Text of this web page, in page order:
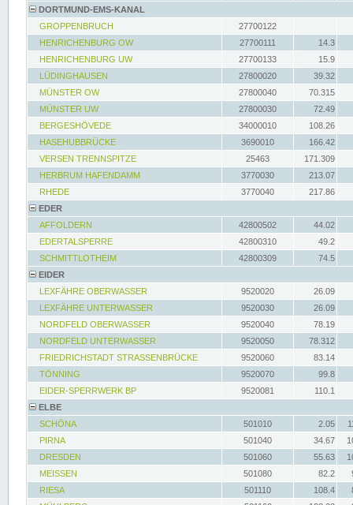
DORTMUND-EMS-KANAL
GROPPENBRUCH
27700122
HENRICHENBURG OW
27700111
14.3
HENRICHENBURG UW
27700133
15.9
LÜDINGHAUSEN
27800020
39.32
MÜNSTER OW
27800040
70.315
MÜNSTER UW
27800030
72.49
BERGESHÖVEDE
34000010
108.26
HASEHUBBRÜCKE
3690010
166.42
VERSEN TRENNSPITZE
25463
171.309
HERBRUM HAFENDAMM
3770030
213.07
RHEDE
3770040
217.86
EDER
AFFOLDERN
42800502
44.02
EDERTALSPERRE
42800310
49.2
SCHMITTLOTHEIM
42800309
74.5
EIDER
LEXFÄHRE OBERWASSER
9520020
26.09
LEXFÄHRE UNTERWASSER
9520030
26.09
NORDFELD OBERWASSER
9520040
78.19
NORDFELD UNTERWASSER
9520050
78.312
FRIEDRICHSTADT STRASSENBRÜCKE
9520060
83.14
TÖNNING
9520070
99.8
EIDER-SPERRWERK BP
9520081
110.1
ELBE
SCHÖNA
501010 2.05
PIRNA
501040 34.67
DRESDEN
501060 55.63
MEISSEN
501080 82.2
RIESA
501110 108.4